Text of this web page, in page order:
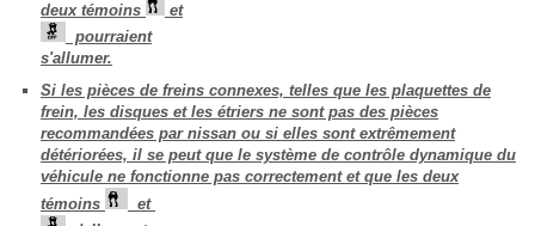
deux témoins
et
pourraient
s'allumer.
Si les pièces de freins connexes, telles que les plaquettes de
frein, les disques et les étriers ne sont pas des pièces
recommandées par nissan ou si elles sont extrêmement
détériorées, il se peut que le système de contrôle dynamique du
véhicule ne fonctionne pas correctement et que les deux
témoins
et